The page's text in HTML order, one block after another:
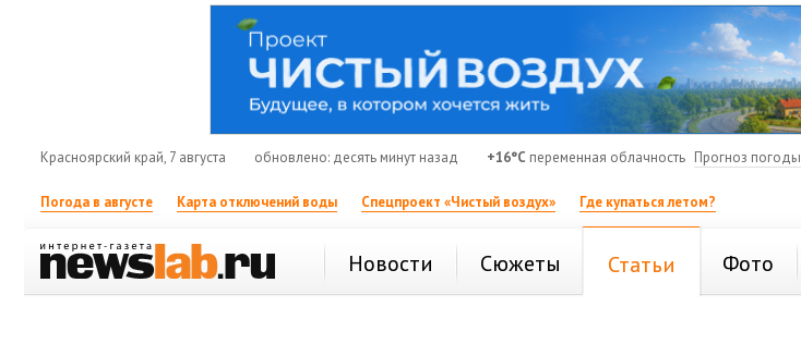
Красноярский край, 7 августа обновлено: десять минут назад +16°C переменная облачность Прогноз погоды
Погода в августе Карта отключений воды Спецпроект «Чистый воздух» Где купаться летом?
Новости Сюжеты Статьи Фото